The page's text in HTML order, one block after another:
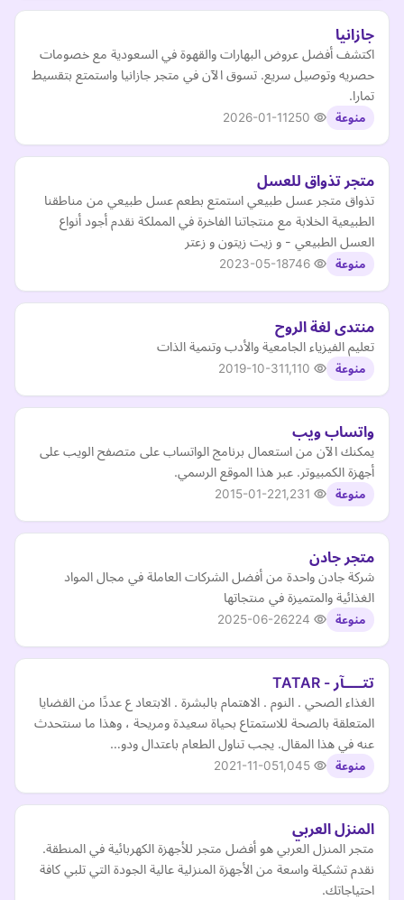
جازانيا
اكتشف أفضل عروض البهارات والقهوة في السعودية مع خصومات
حصريه وتوصيل سريع. تسوق الآن في متجر جازانيا واستمتع بتقسيط
تمارا.
منوعة 2026-01-11
متجر تذواق للعسل
تذواق متجر عسل طبيعي استمتع بطعم عسل طبيعي من مناطقنا
الطبيعية الخلابة مع منتجاتنا الفاخرة في المملكة نقدم أجود أنواع
العسل الطبيعي - و زيت زيتون و زعتر
منوعة 2023-05-18
منتدى لغة الروح
تعليم الفيزياء الجامعية والأدب وتنمية الذات
منوعة 2019-10-31
واتساب ويب
يمكنك الآن من استعمال برنامج الواتساب على متصفح الويب على
أجهزة الكمبيوتر. عبر هذا الموقع الرسمي.
منوعة 2015-01-22
متجر جادن
شركة جادن واحدة من أفضل الشركات العاملة في مجال المواد
الغذائية والمتميزة في منتجاتها
منوعة 2025-06-26
تتــــآر - TATAR
الغذاء الصحي . النوم . الاهتمام بالبشرة . الابتعاد ع عددًا من القضايا
المتعلقة بالصحة للاستمتاع بحياة سعيدة ومريحة ، وهذا ما سنتحدث
عنه في هذا المقال. يجب تناول الطعام باعتدال ودو…
منوعة 2021-11-05
المنزل العربي
متجر المنزل العربي هو أفضل متجر للأجهزة الكهربائية في المنطقة.
نقدم تشكيلة واسعة من الأجهزة المنزلية عالية الجودة التي تلبي كافة
احتياجاتك.